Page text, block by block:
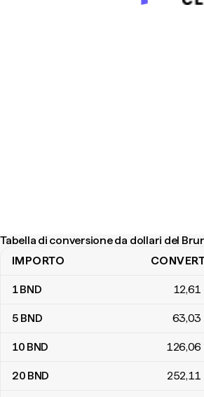
Tabella di conversione da dollari del
Tabella di conversione da dollari del Brunei
IMPORTO
1BND 12,61
5 BND 63,03
10 BND 126,06
20 BND 252,11